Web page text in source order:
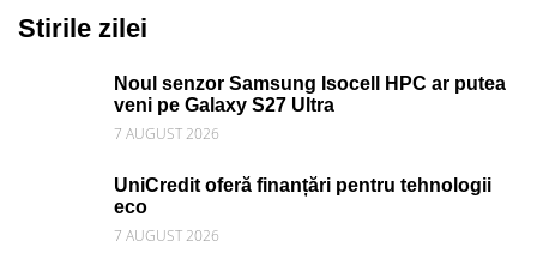
Stirile zilei
Noul senzor Samsung Isocell HPC ar putea
veni pe Galaxy S27 Ultra
7 AUGUST 2026
UniCredit oferă finanțări pentru tehnologii
eco
7 AUGUST 2026